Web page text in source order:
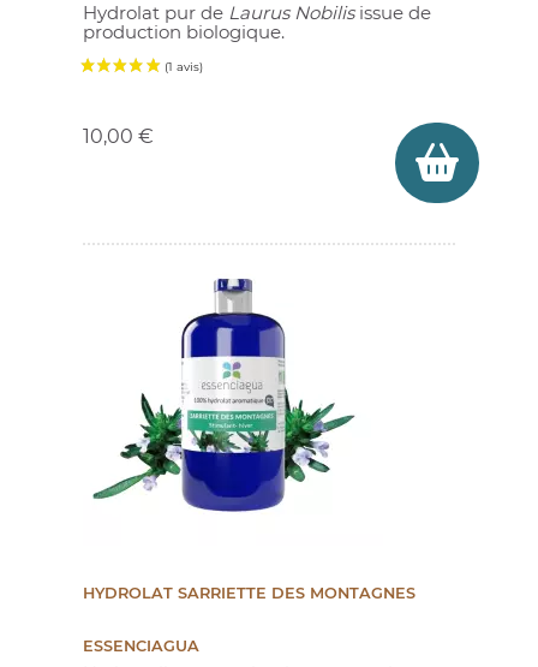
Hydrolat pur de Laurus Nobilisissue de
production biologique.
10,00 €
HYDROLAT SARRIETTE DES MONTAGNES
ESSENCIAGUA